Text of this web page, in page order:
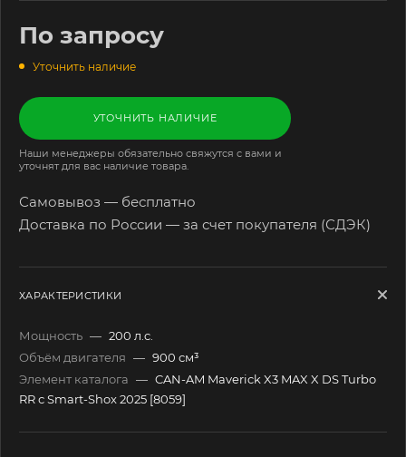
По запросу
Уточнить наличие
УТОЧНИТЬ НАЛИЧИЕ
Наши менеджеры обязательно свяжутся с вами и
уточнят для вас наличие товара.
Самовывоз — бесплатно
Доставка по России — за счет покупателя (СДЭК)
ХАРАКТЕРИСТИКИ
Мощность — 200 л.c.
Объём двигателя — 900 см³
Элемент каталога — CAN-AM Maverick X3 MAX X DS Turbo
RR с Smart-Shox 2025 [8059]